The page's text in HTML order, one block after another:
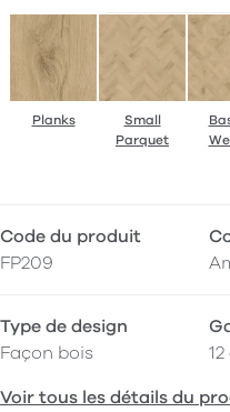
Planks
Small
Parquet
Code du produit
FP209
Type de design
Façon bois
Voir tous les détails du